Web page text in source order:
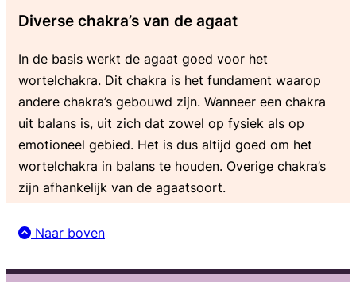
Diverse chakra’s van de agaat
In de basis werkt de agaat goed voor het
wortelchakra. Dit chakra is het fundament waarop
andere chakra’s gebouwd zijn. Wanneer een chakra
uit balans is, uit zich dat zowel op fysiek als op
emotioneel gebied. Het is dus altijd goed om het
wortelchakra in balans te houden. Overige chakra’s
zijn afhankelijk van de agaatsoort.
Naar boven